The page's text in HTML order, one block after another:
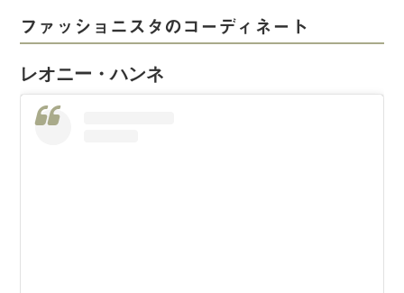
ファッショニスタのコーディネート
レオニー・ハンネ